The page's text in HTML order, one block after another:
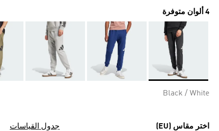
4 ألوان متوفرة
Black / White
اختر مقاس (EU) جدول القياسات